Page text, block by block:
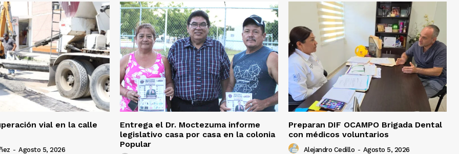
vial en la calle
- Agosto 5, 2026
Entrega el Dr. Moctezuma informe
legislativo casa por casa en la colonia
Popular
Preparan DIF OCAMPO Brigada Dental
con médicos voluntarios
Alejandro Cedillo - Agosto 5, 2026